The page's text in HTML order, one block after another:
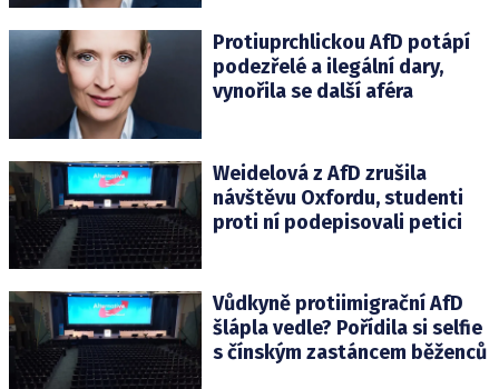
Protiuprchlickou AfD potápí
podezřelé a ilegální dary,
vynořila se další aféra
Weidelová z AfD zrušila
návštěvu Oxfordu, studenti
proti ní podepisovali petici
Vůdkyně protiimigrační AfD
šlápla vedle? Pořídila si selfie
s čínským zastáncem běženců